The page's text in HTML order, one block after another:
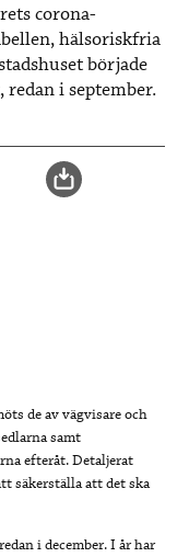
corona-
hälsoriskfria
började
i september.
de av vägvisare och
samt
efteråt. Detaljerat
säkerställa att det ska
i december. I år har